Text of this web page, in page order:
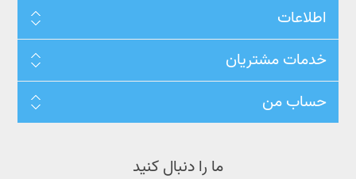
اطلاعات
خدمات مشتریان
حساب من
ما را دنبال کنید